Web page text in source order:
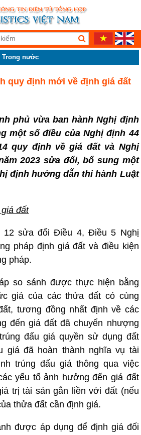
Trong nước
quy định mới về định giá đất
phủ vừa ban hành Nghị định
một số điều của Nghị định 44
quy định về giá đất và Nghị
2023 sửa đổi, bổ sung một
định hướng dẫn thi hành Luật
đất
12 sửa đổi Điều 4, Điều 5 Nghị
pháp định giá đất và điều kiện
pháp.
so sánh được thực hiện bằng
giá của các thửa đất có cùng
tương đồng nhất định về các
đến giá đất đã chuyển nhượng
đấu giá quyền sử dụng đất
giá đã hoàn thành nghĩa vụ tài
trúng đấu giá thông qua việc
yếu tố ảnh hưởng đến giá đất
trị tài sản gắn liền với đất (nếu
thửa đất cần định giá.
được áp dụng để định giá đối